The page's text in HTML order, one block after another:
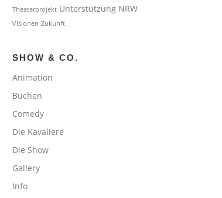
Theaterprojekt Unterstützung NRW
Visionen Zukunft
SHOW & CO.
Animation
Buchen
Comedy
Die Kavaliere
Die Show
Gallery
Info